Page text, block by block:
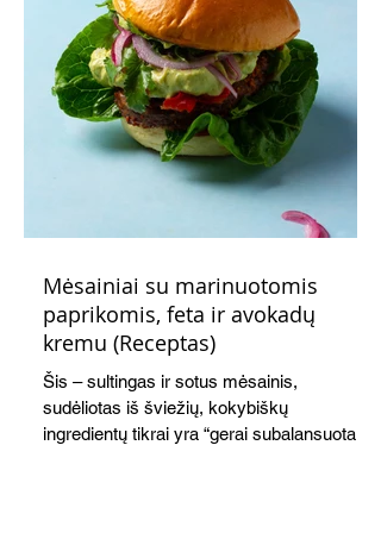
Mėsainiai su marinuotomis
paprikomis, feta ir avokadų
kremu (Receptas)
Šis – sultingas ir sotus mėsainis,
sudėliotas iš šviežių, kokybiškų
ingredientų tikrai yra “gerai subalansuotas